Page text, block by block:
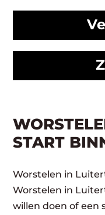
START
Worstelen in
Worstelen in
willen doen of een